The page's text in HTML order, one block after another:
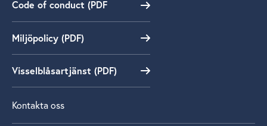
Code of conduct (PDF
Miljöpolicy (PDF)
Visselblåsartjänst (PDF)
Kontakta oss